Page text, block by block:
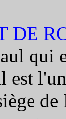
DE
qui
l'un